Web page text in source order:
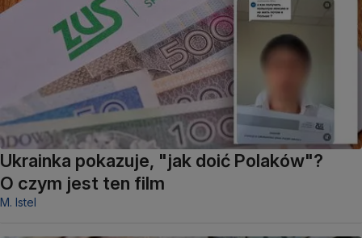
Ukrainka pokazuje, "jak doić Polaków"?
O czym jest ten film
M. Istel